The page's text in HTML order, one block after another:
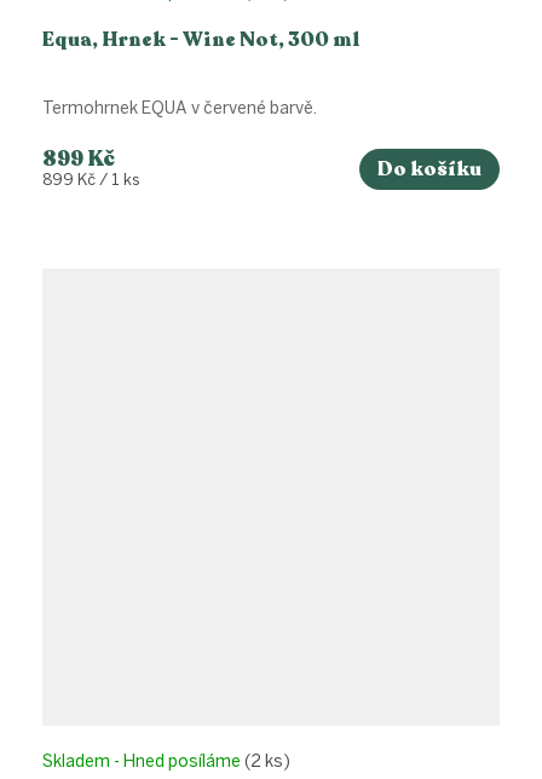
Equa, Hrnek - Wine Not, 300 ml
899 Kč
Měrná
899 Kč / 1 ks Do košíku
Termohrnek EQUA v červené barvě.
Skladem - Hned posíláme (2 ks)